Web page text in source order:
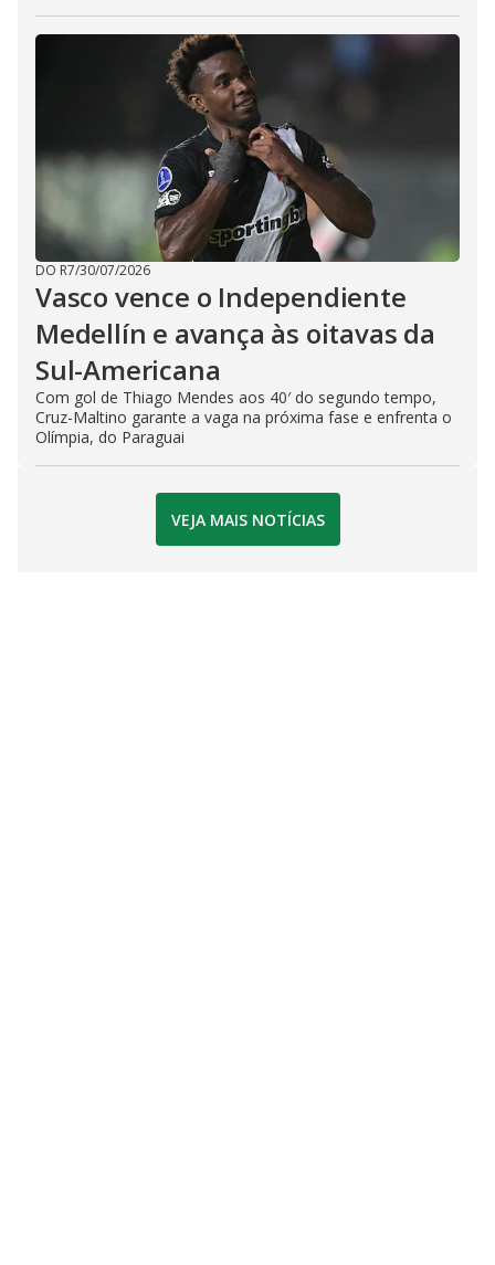
DO R7/30/07/2026
Vasco vence o Independiente
Medellín e avança às oitavas da
Sul-Americana
Com gol de Thiago Mendes aos 40′ do segundo tempo,
Cruz-Maltino garante a vaga na próxima fase e enfrenta o
Olímpia, do Paraguai
VEJA MAIS NOTÍCIAS